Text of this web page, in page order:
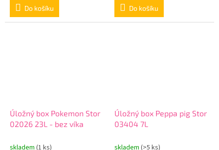
Do košíku Do košíku
Úložný box Pokemon Stor
02026 23L - bez víka
skladem (1 ks)
Úložný box Peppa pig Stor
03404 7L
skladem (>5 ks)